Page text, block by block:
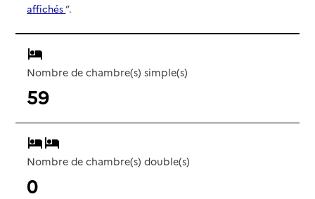
affichés”.
Nombre de chambre(s) simple(s)
59
Nombre de chambre(s) double(s)
0